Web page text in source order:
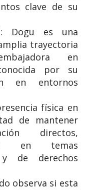
clave de su
Dogu es una
trayectoria
en
por su
en entornos
física en
de mantener
directos,
en temas
y de derechos
observa si esta